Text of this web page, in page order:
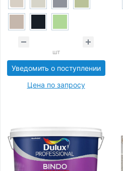
шт
Уведомить о поступлении
Цена по запросу